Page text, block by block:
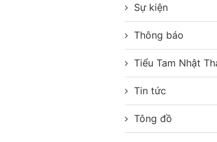
Sự kiện
Thông báo
Tiểu Tam Nhật
Tin tức
Tông đồ